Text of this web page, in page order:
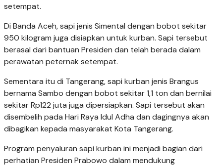
setempat.
Di Banda Aceh, sapi jenis Simental dengan bobot sekitar
950 kilogram juga disiapkan untuk kurban. Sapi tersebut
berasal dari bantuan Presiden dan telah berada dalam
perawatan peternak setempat.
Sementara itu di Tangerang, sapi kurban jenis Brangus
bernama Sambo dengan bobot sekitar 1,1 ton dan bernilai
sekitar Rp122 juta juga dipersiapkan. Sapi tersebut akan
disembelih pada Hari Raya Idul Adha dan dagingnya akan
dibagikan kepada masyarakat Kota Tangerang.
Program penyaluran sapi kurban ini menjadi bagian dari
perhatian Presiden Prabowo dalam mendukung